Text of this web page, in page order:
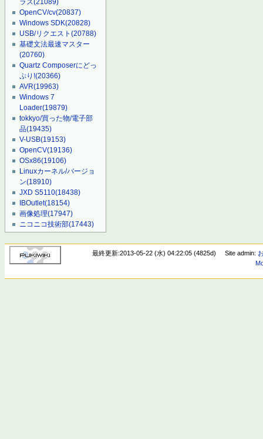
ラス(21089)
OpenCV/cv(20837)
Windows SDK(20828)
USB/リクエスト(20788)
基礎文法最速マスター
(20760)
Quartz Composerにどっ
ぷり!(20366)
AVR(19963)
Windows 7
Loader(19879)
tokkyo/買った物/電子部
品(19435)
V-USB(19153)
OpenCV(19136)
OSx86(19106)
Linuxカーネル/バージョ
ン(18910)
JXD S5110(18438)
IBOutlet(18154)
画像処理(17947)
ニコニコ技術部(17443)
最終更新:2013-05-22 (水) 04:22:05 (4825d) Site admin: